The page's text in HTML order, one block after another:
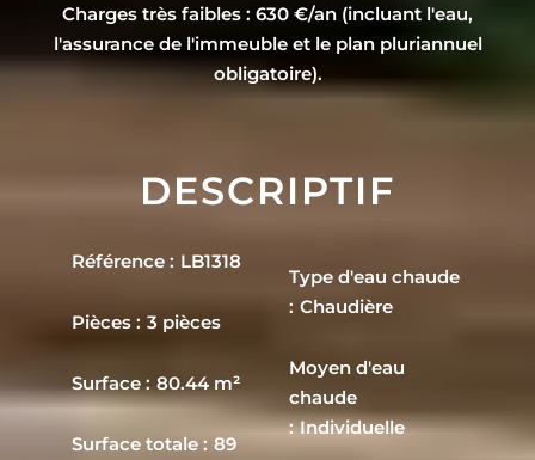
Charges très faibles : 630 €/an (incluant l'eau,
l'assurance de l'immeuble et le plan pluriannuel
obligatoire).
DESCRIPTIF
Référence LB1318
Pièces 3 pièces
Surface 80.44 m²
Surface totale
89
Type d'eau chaude
Chaudière
Moyen d'eau
chaude
Individuelle